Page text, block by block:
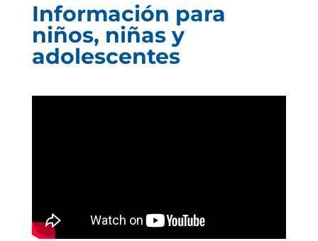
Información para
niños, niñas y
adolescentes